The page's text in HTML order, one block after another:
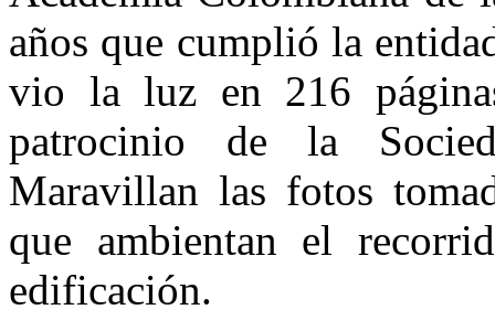
años que cumplió la
vio la luz en 216
patrocinio de la
Maravillan las fotos
que ambientan el
edificación.